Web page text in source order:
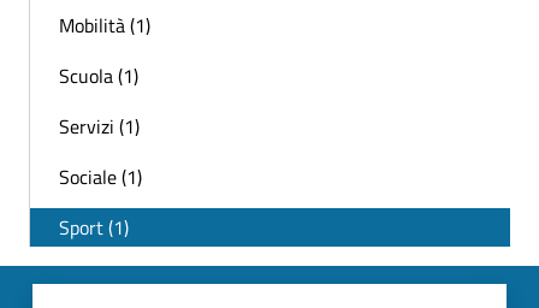
Mobilità (1)
Scuola (1)
Servizi (1)
Sociale (1)
Sport (1)